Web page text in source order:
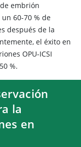
embrión
60-70 % de
después de la
el éxito en
OPU-ICSI
%.
la
en